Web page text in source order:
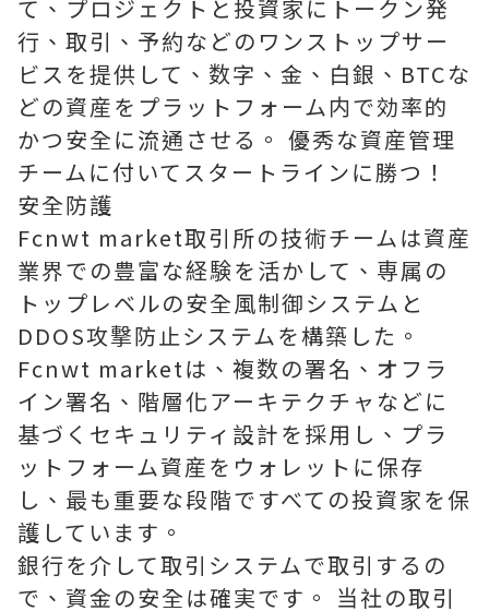
て、プロジェクトと投資家にトークン発
行、取引、予約などのワンストップサー
ビスを提供して、数字、金、白銀、BTCな
どの資産をプラットフォーム内で効率的
かつ安全に流通させる。 優秀な資産管理
チームに付いてスタートラインに勝つ！
安全防護
Fcnwt market取引所の技術チームは資産
業界での豊富な経験を活かして、専属の
トップレベルの安全風制御システムと
DDOS攻撃防止システムを構築した。
Fcnwt marketは、複数の署名、オフラ
イン署名、階層化アーキテクチャなどに
基づくセキュリティ設計を採用し、プラ
ットフォーム資産をウォレットに保存
し、最も重要な段階ですべての投資家を保
護しています。
銀行を介して取引システムで取引するの
で、資金の安全は確実です。 当社の取引